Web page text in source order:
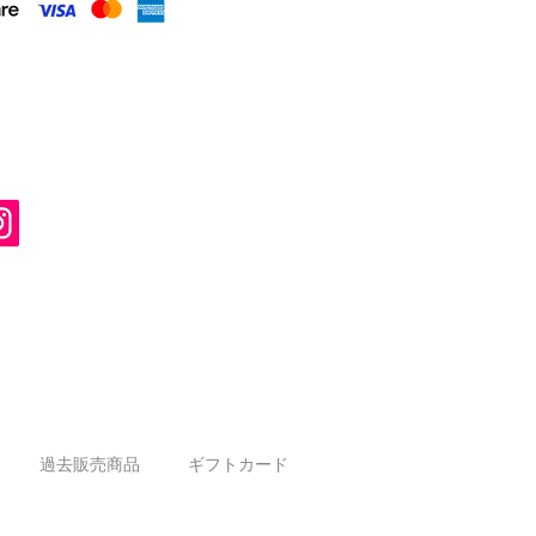
過去販売商品 ギフトカード